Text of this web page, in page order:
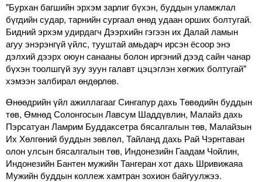
"Бурхан багшийн эрхэм зарлиг бүхэн, буддын уламжлал
бүгдийн судар, тарнийн сургаал өнөд удаан орших болтугай.
Бидний эрхэм удирдагч Дээрхийн гэгээн их Далай ламын
агуу энэрэнгүй үйлс, тууштай амьдарч ирсэн ёсоор энэ
дэлхий дээрх оюун санааны болон иргэний дээд сайн чанар
бүхэн тоолшгүй зуу зуун галавт цэцэглэн хөгжих болтугай"
хэмээн залбирал өндөрлөв.
Өнөөдрийн үйл ажиллагааг Сингапур дахь Төвөдийн буддын
төв, Өмнөд Солонгосын Лавсум Шаддүвлин, Малайз дахь
Пэрсатуан Ламрим Буддаксетра бясалгалын төв, Малайзын
Их Хөлгөний буддын зөвлөл, Тайланд дахь Рай Чэрнтаван
олон улсын бясалгалын төв, Индонезийн Гаадам Чойлин,
Индонезийн Бантен мужийн Тангеран хот дахь Шривижаяа
Мужийн буддын коллеж хамтран зохион байгуулжээ.